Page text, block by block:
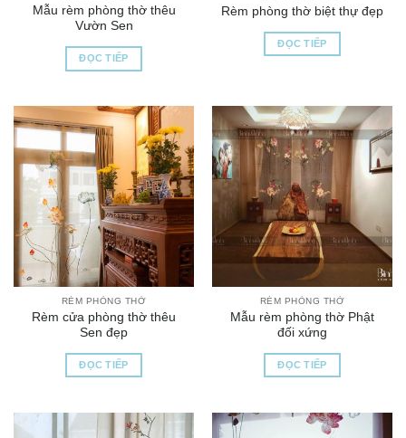
Mẫu rèm phòng thờ thêu
Vườn Sen
ĐỌC TIẾP
Rèm phòng thờ biệt thự đẹp
ĐỌC TIẾP
RÈM PHÒNG THỜ
Rèm cửa phòng thờ thêu
Sen đẹp
ĐỌC TIẾP
RÈM PHÒNG THỜ
Mẫu rèm phòng thờ Phật
đối xứng
ĐỌC TIẾP